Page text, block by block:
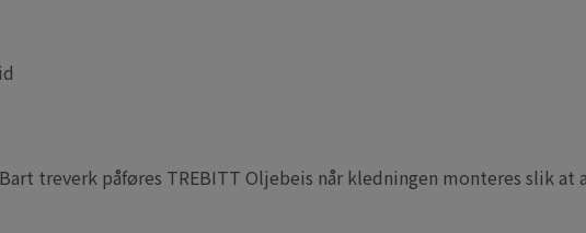
treverk påføres TREBITT Oljebeis når kledningen monteres slik